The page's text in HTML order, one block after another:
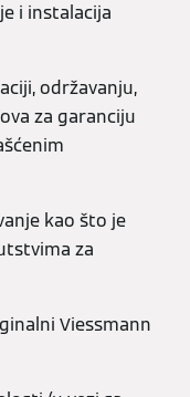
i instalacija
održavanju,
za garanciju
kao što je
za
Viessmann